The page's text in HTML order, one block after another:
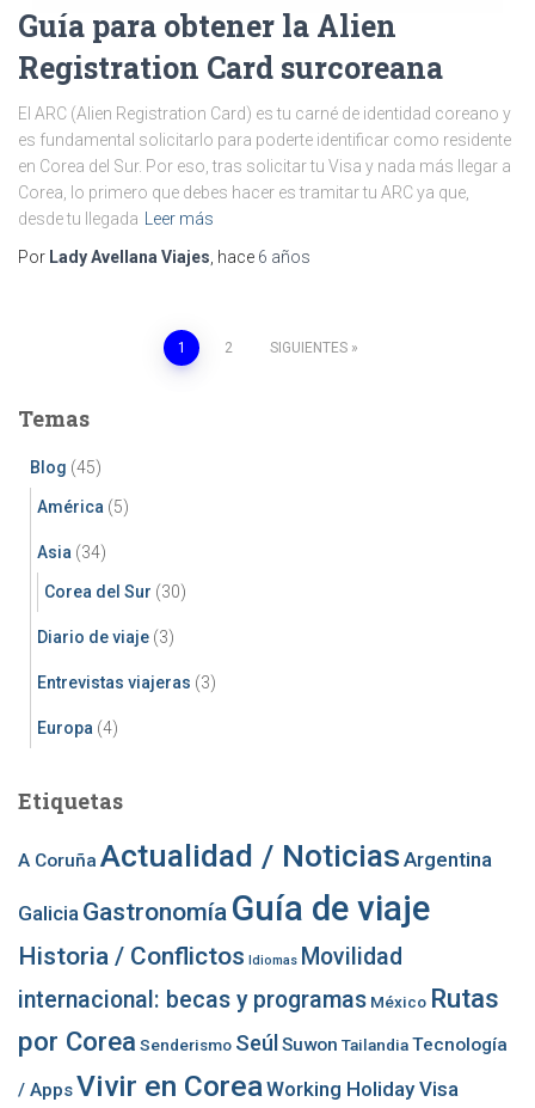
Guía para obtener la Alien
Registration Card surcoreana
El ARC (Alien Registration Card) es tu carné de identidad coreano y
es fundamental solicitarlo para poderte identificar como residente
en Corea del Sur. Por eso, tras solicitar tu Visa y nada más llegar a
Corea, lo primero que debes hacer es tramitar tu ARC ya que,
desde tu llegada Leer más
Por Lady Avellana Viajes , hace 6 años
Paginación
de
entradas
1 2 SIGUIENTES
Temas
Blog (45)
América (5)
Asia (34)
Corea del Sur (30)
Diario de viaje (3)
Entrevistas viajeras (3)
Europa (4)
Etiquetas
A Coruña Actualidad / Noticias Argentina
Galicia Gastronomía Guía de viaje
Historia / Conflictos Idiomas Movilidad
internacional: becas y programas México Rutas
por Corea Senderismo SeúlSuwon TailandiaTecnología
/ AppsVivir en Corea Working Holiday Visa